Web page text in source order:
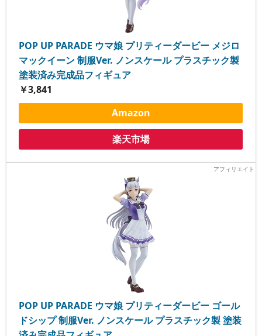
POP UP PARADE ウマ娘 プリティーダービー メジロ
マックイーン 制服Ver. ノンスケール プラスチック製
塗装済み完成品フィギュア
￥3,841
Amazon
楽天市場
POP UP PARADE ウマ娘 プリティーダービー ゴール
ドシップ 制服Ver. ノンスケール プラスチック製 塗装